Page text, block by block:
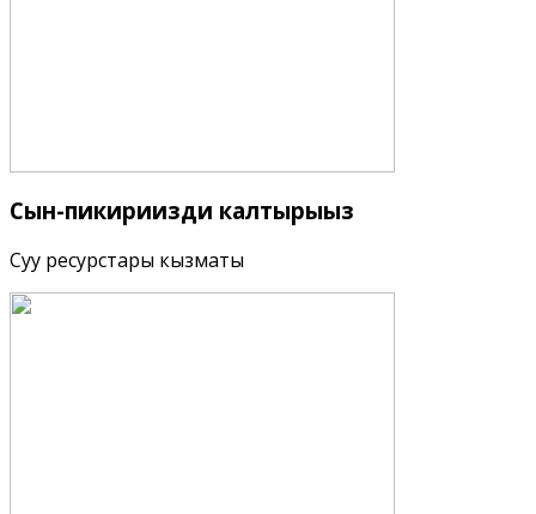
Сын-пикириңизди калтырыңыз
Суу ресурстары кызматы